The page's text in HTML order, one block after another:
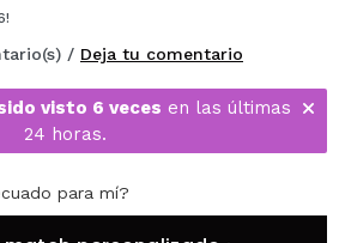
!
/ Deja tu comentario
visto 6 veces en las últimas
24 horas.
para mí?